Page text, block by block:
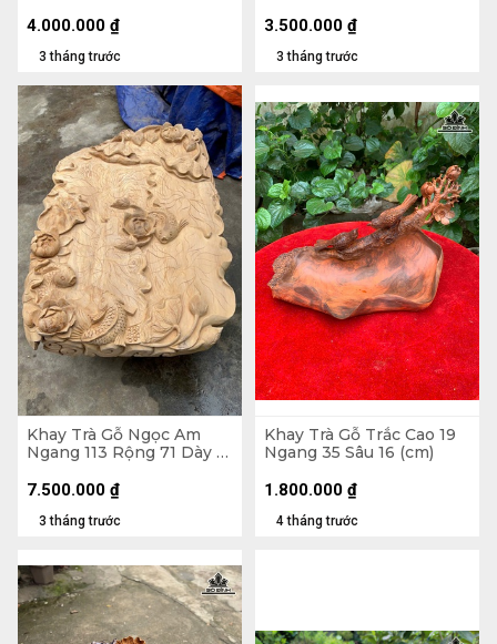
3 tháng trước
4.000.000 ₫
3 tháng trước
3.500.000 ₫
Khay Trà Gỗ Ngọc Am
Ngang 113 Rộng 71 Dày 18
3 tháng trước
7.500.000 ₫
Khay Trà Gỗ Trắc Cao 19
Ngang 35 Sâu 16 (cm)
4 tháng trước
1.800.000 ₫